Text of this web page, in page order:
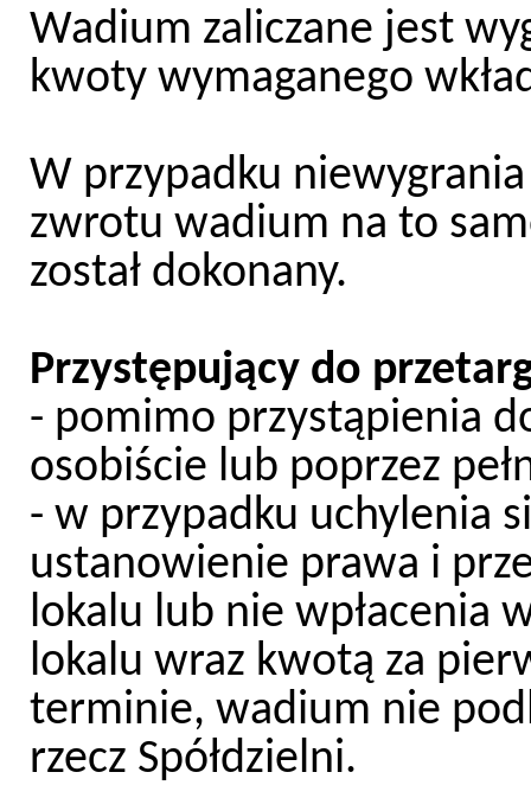
Wadium zaliczane jest
kwoty wymaganego
W przypadku
zwrotu wadium na to
został dokonany.
Przystępujący do
- pomimo przystąpienia
osobiście lub poprzez
- w przypadku uchylenia
ustanowienie prawa i
lokalu lub nie wpłacenia
lokalu wraz kwotą za
terminie, wadium nie
rzecz Spółdzielni.